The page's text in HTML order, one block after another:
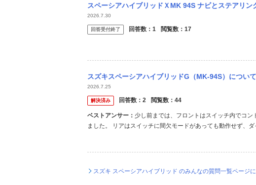
スペーシアハイブリッドＸMK 94S ナビとステアリングスイッチ連動の接続方法を教えてください！
2026.7.30
回答受付終了 回答数： 1 閲覧数： 17
スズキスペーシアハイブリッドG（MK-94S）について質問です。 ワイパースイッチはスペー
2026.7.25
解決済み 回答数： 2 閲覧数： 44
ベストアンサー： 少し前までは、フロントはスイッチ内でコ
ました。 リアはスイッチに間欠モードがあっても動作せず、
て動かす必要がありました。 多分だけど、形状は変わっても
スズキ スペーシアハイブリッド のみんなの質問一覧ページ